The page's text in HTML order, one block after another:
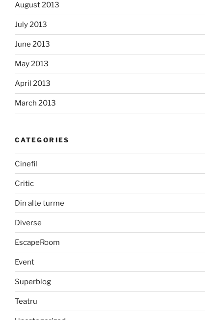
August 2013
July 2013
June 2013
May 2013
April 2013
March 2013
CATEGORIES
Cinefil
Critic
Din alte turme
Diverse
EscapeRoom
Event
Superblog
Teatru